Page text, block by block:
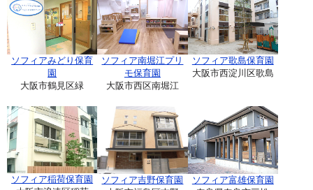
ソフィアみどり保育
園
大阪市鶴見区緑
ソフィア南堀江プリ
モ保育園
大阪市西区南堀江
ソフィア歌島保育園
大阪市西淀川区歌島
ソフィア稲荷保育園
ソフィア吉野保育園
ソフィア富雄保育園